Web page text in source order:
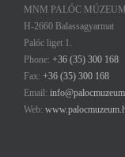
MNM PALÓC
H-2660 Balassagyarmat
Palóc liget 1.
Phone: +36 (35) 300 168
Fax: +36 (35) 300 168
Email:
Web: